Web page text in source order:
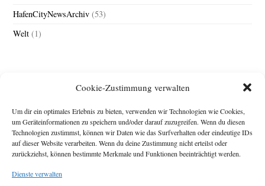
Cookie-Zustimmung verwalten
Um dir ein optimales Erlebnis zu bieten, verwenden wir Technologien wie Cookies,
um Geräteinformationen zu speichern und/oder darauf zuzugreifen. Wenn du diesen
Technologien zustimmst, können wir Daten wie das Surfverhalten oder eindeutige IDs
auf dieser Website verarbeiten. Wenn du deine Zustimmung nicht erteilst oder
zurückziehst, können bestimmte Merkmale und Funktionen beeinträchtigt werden.
Dienste verwalten
HafenCityNewsArchiv (53)
Welt (1)
Impressum
Michael Baden,